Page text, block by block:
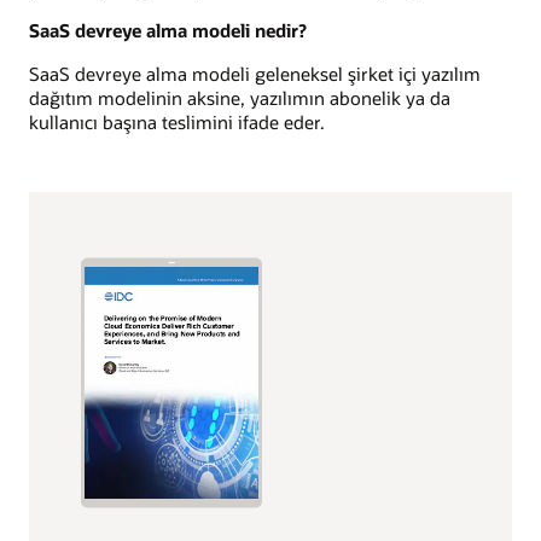
SaaS devreye alma modeli nedir?
SaaS devreye alma modeli geleneksel şirket içi yazılım
dağıtım modelinin aksine, yazılımın abonelik ya da
kullanıcı başına teslimini ifade eder.